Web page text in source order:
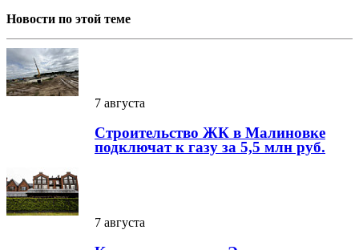
Новости по этой теме
7 августа
Строительство ЖК в Малиновке
подключат к газу за 5,5 млн руб.
7 августа